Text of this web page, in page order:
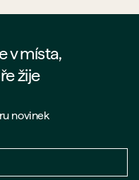
v místa,
žije
novinek